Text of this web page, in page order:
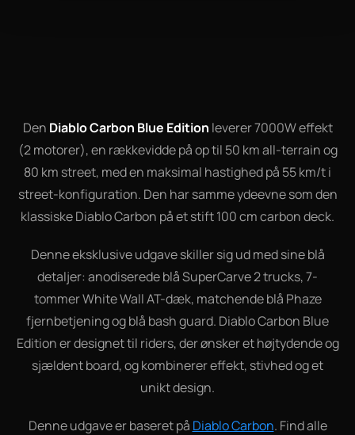
Den Diablo Carbon Blue Edition leverer 7000W effekt
(2 motorer), en rækkevidde på op til 50 km all-terrain og
80 km street, med en maksimal hastighed på 55 km/t i
street-konfiguration. Den har samme ydeevne som den
klassiske Diablo Carbon på et stift 100 cm carbon deck.
Denne eksklusive udgave skiller sig ud med sine blå
detaljer: anodiserede blå SuperCarve 2 trucks, 7-
tommer White Wall AT-dæk, matchende blå Phaze
fjernbetjening og blå bash guard. Diablo Carbon Blue
Edition er designet til riders, der ønsker et højtydende og
sjældent board, og kombinerer effekt, stivhed og et
unikt design.
Denne udgave er baseret på Diablo Carbon. Find alle